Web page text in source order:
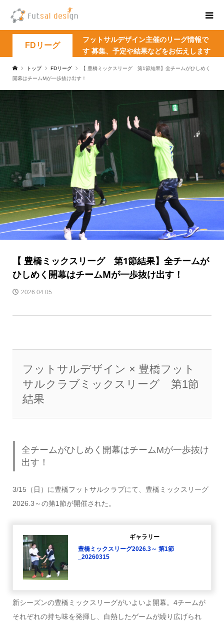
FDリーグ
フットサルデザイン主催のリーグ情報で
す 募集、予定や結果などをお伝えします
トップ FDリーグ
【 豊橋ミックスリーグ 第1節結果】全チームがひしめく
開幕はチームMが一歩抜け出す！
【 豊橋ミックスリーグ 第1節結果】全チームが
ひしめく開幕はチームMが一歩抜け出す！
2026.04.05
フットサルデザイン × 豊橋フット
サルクラブミックスリーグ 第1節
結果
全チームがひしめく開幕はチームMが一歩抜け
出す！
3/15（日）に豊橋フットサルクラブにて、豊橋ミックスリーグ
2026.3～の第1節が開催された。
ギャラリー
豊橋ミックスリーグ2026.3～ 第1節
_20260315
新シーズンの豊橋ミックスリーグがいよいよ開幕。4チームが
それぞれの持ち味を発揮し、白熱したゲームが繰り広げられ